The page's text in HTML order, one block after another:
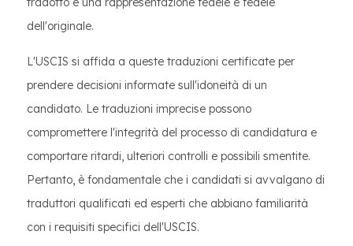
dell'originale.
L'USCIS si affida a queste traduzioni certificate per
prendere decisioni informate sull'idoneità di un
candidato. Le traduzioni imprecise possono
compromettere l'integrità del processo di candidatura e
comportare ritardi, ulteriori controlli e possibili smentite.
Pertanto, è fondamentale che i candidati si avvalgano di
traduttori qualificati ed esperti che abbiano familiarità
con i requisiti specifici dell'USCIS.